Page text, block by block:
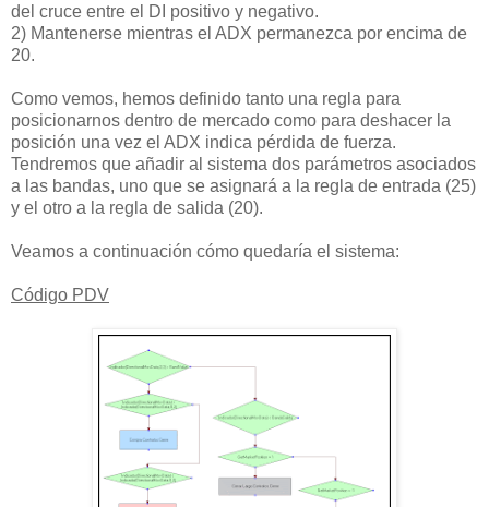
del cruce entre el DI positivo y negativo.
2) Mantenerse mientras el ADX permanezca por encima de
20.
Como vemos, hemos definido tanto una regla para
posicionarnos dentro de mercado como para deshacer la
posición una vez el ADX indica pérdida de fuerza.
Tendremos que añadir al sistema dos parámetros asociados
a las bandas, uno que se asignará a la regla de entrada (25)
y el otro a la regla de salida (20).
Veamos a continuación cómo quedaría el sistema:
Código PDV